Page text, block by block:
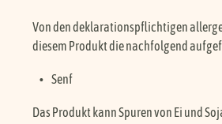
Von den deklarationspflichtigen
diesem Produkt die nachfolgend
Senf
Das Produkt kann Spuren von Ei und